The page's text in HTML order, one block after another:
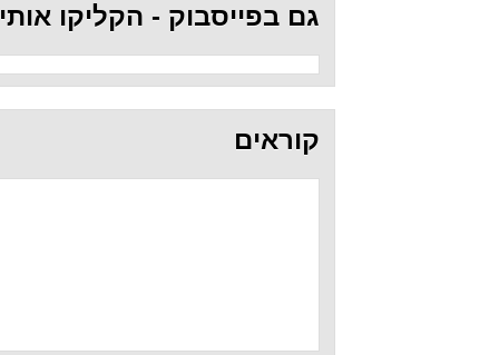
גם בפייסבוק - הקליקו אותי